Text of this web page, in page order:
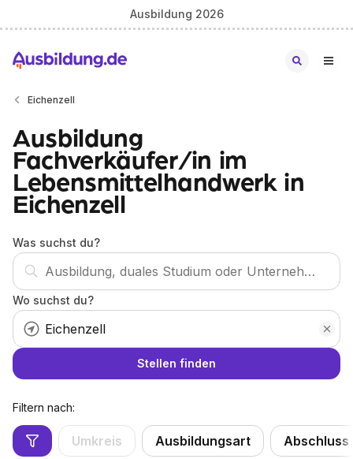
Ausbildung 2026
Eichenzell
Ausbildung
Fachverkäufer/in im
Lebensmittelhandwerk in
Eichenzell
Was suchst du?
Wo suchst du?
Stellen finden
Filtern nach:
Umkreis Ausbildungsart Abschluss